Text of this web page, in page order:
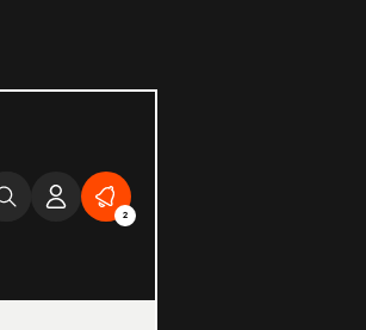
2